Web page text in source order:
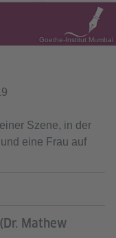
Goethe-Institut Mumbai
Szene, in der
eine Frau auf
Mathew